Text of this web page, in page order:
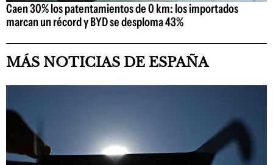
Caen 30% los patentamientos de 0 km: los importados
marcan un récord y BYD se desploma 43%
MÁS NOTICIAS DE ESPAÑA